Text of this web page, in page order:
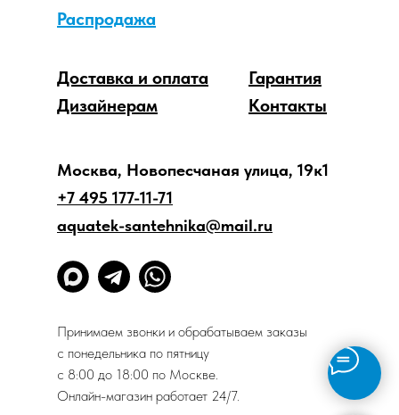
Распродажа
Дизайнерам
Доставка и оплата
Гарантия
Контакты
Москва, Новопесчаная улица, 19к1
+7 495 177-11-71
aquatek-santehnika@mail.ru
Принимаем звонки и обрабатываем заказы
с понедельника по пятницу
с 8:00 до 18:00 по Москве.
Онлайн-магазин работает 24/7.